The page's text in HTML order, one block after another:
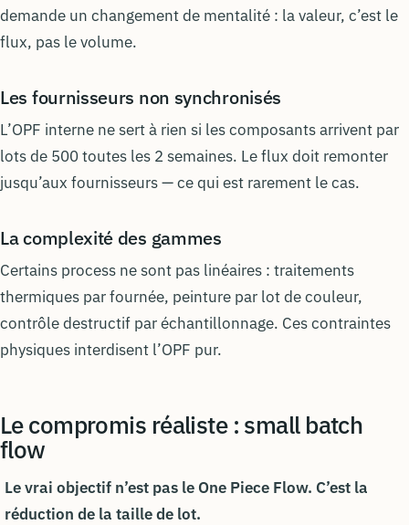
demande un changement de mentalité : la valeur, c’est le
flux, pas le volume.
Les fournisseurs non synchronisés
L’OPF interne ne sert à rien si les composants arrivent par
lots de 500 toutes les 2 semaines. Le flux doit remonter
jusqu’aux fournisseurs — ce qui est rarement le cas.
La complexité des gammes
Certains process ne sont pas linéaires : traitements
thermiques par fournée, peinture par lot de couleur,
contrôle destructif par échantillonnage. Ces contraintes
physiques interdisent l’OPF pur.
Le compromis réaliste : small batch
flow
Le vrai objectif n’est pas le One Piece Flow. C’est la
réduction de la taille de lot.